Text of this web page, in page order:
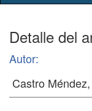
Detalle del
Autor: